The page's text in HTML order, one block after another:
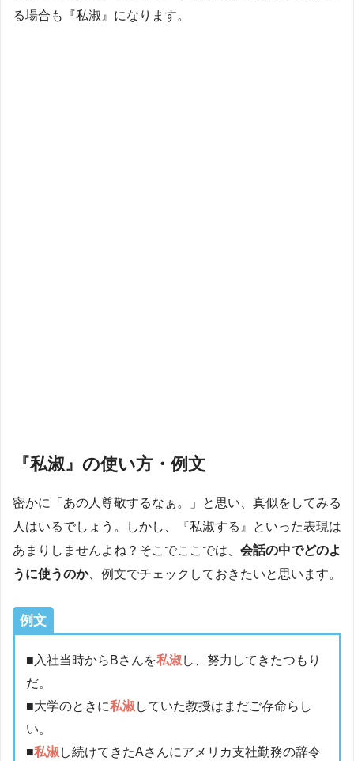
る場合も『私淑』になります。
『私淑』の使い方・例文
密かに「あの人尊敬するなぁ。」と思い、真似をしてみる
人はいるでしょう。しかし、『私淑する』といった表現は
あまりしませんよね？そこでここでは、 会話の中でどのよ
うに使うのか、例文でチェックしておきたいと思います。
例文
■入社当時からBさんを私淑 し、努力してきたつもり
だ。
■大学のときに私淑 していた教授はまだご存命らし
い。
■私淑 し続けてきたAさんにアメリカ支社勤務の辞令